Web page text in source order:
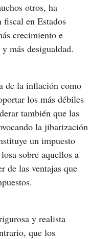
otros, ha
en Estados
crecimiento e
más desigualdad.
de la inflación como
los más débiles
también que las
la jibarización
un impuesto
sobre aquellos a
de las ventajas que
y realista
que los